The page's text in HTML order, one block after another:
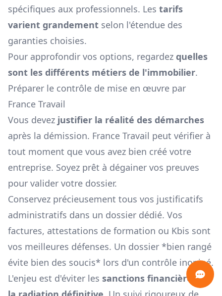
spécifiques aux professionnels. Les tarifs
varient grandement selon l'étendue des
garanties choisies.
Pour approfondir vos options, regardez quelles
sont les différents métiers de l'immobilier.
Préparer le contrôle de mise en œuvre par
France Travail
Vous devez justifier la réalité des démarches
après la démission. France Travail peut vérifier à
tout moment que vous avez bien créé votre
entreprise. Soyez prêt à dégainer vos preuves
pour valider votre dossier.
Conservez précieusement tous vos justificatifs
administratifs dans un dossier dédié. Vos
factures, attestations de formation ou Kbis sont
vos meilleures défenses. Un dossier *bien rangé
évite bien des soucis* lors d'un contrôle inopiné.
L'enjeu est d'éviter les sanctions financières ou